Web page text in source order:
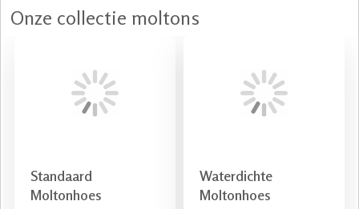
Onze collectie moltons
Standaard
Moltonhoes
Waterdichte
Moltonhoes